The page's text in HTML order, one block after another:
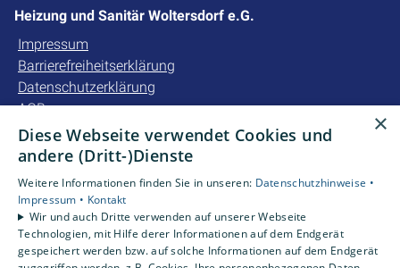
Heizung und Sanitär Woltersdorf e.G.
Impressum
Barrierefreiheitserklärung
Datenschutzerklärung
AGB
Unsere Bereiche
Gewerbekunden
Karriere
Unternehmen
Kontakt
×
Diese Webseite verwendet Cookies und
andere (Dritt-)Dienste
Weitere Informationen finden Sie in unseren: Datenschutzhinweise •
Impressum • Kontakt
Wir und auch Dritte verwenden auf unserer Webseite
Technologien, mit Hilfe derer Informationen auf dem Endgerät
gespeichert werden bzw. auf solche Informationen auf dem Endgerät